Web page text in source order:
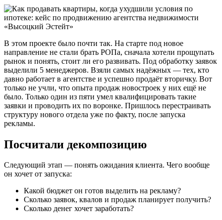
В этом проекте было почти так. На старте под новое
направление не стали брать РОПа, сначала хотели прощупать
рынок и понять, стоит ли его развивать. Под обработку заявок
выделили 5 менеджеров. Взяли самых надёжных — тех, кто
давно работает в агентстве и успешно продаёт вторичку. Вот
только не учли, что опыта продаж новостроек у них ещё не
было. Только один из пяти умел квалифицировать такие
заявки и проводить их по воронке. Пришлось перестраивать
структуру нового отдела уже по факту, после запуска
рекламы.
Посчитали декомпозицию
Следующий этап — понять ожидания клиента. Чего вообще
он хочет от запуска:
Какой бюджет он готов выделить на рекламу?
Сколько заявок, квалов и продаж планирует получить?
Сколько денег хочет заработать?